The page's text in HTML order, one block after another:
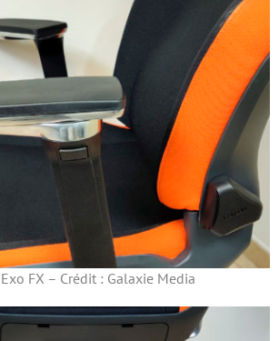
FX – Crédit : Galaxie Media